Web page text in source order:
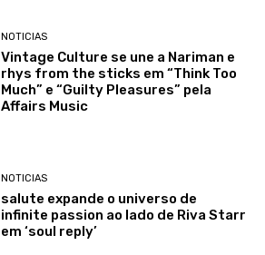
NOTICIAS
Vintage Culture se une a Nariman e
rhys from the sticks em “Think Too
Much” e “Guilty Pleasures” pela
Affairs Music
NOTICIAS
salute expande o universo de
infinite passion ao lado de Riva Starr
em ‘soul reply’